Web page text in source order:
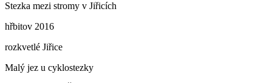
Stezka mezi stromy v Jiřicích
hřbitov 2016
rozkvetlé Jiřice
Malý jez u cyklostezky